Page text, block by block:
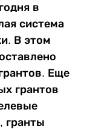
в
система
В этом
Еще
грантов
гранты